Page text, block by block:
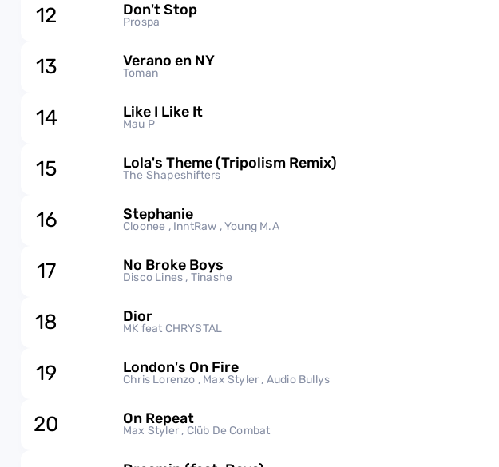
12 Don't Stop
Prospa
13 Verano en NY
Toman
14 Like I Like It
Mau P
15 Lola's Theme (Tripolism Remix)
The Shapeshifters
16 Stephanie
Cloonee , InntRaw , Young M.A
17 No Broke Boys
Disco Lines , Tinashe
18 Dior
MK feat CHRYSTAL
19 London's On Fire
Chris Lorenzo , Max Styler , Audio Bullys
20 On Repeat
Max Styler , Clüb De Combat